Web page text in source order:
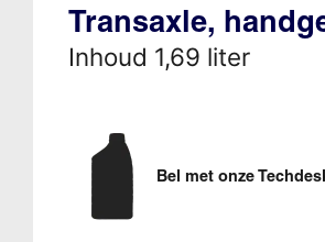
Transaxle,
Inhoud 1,69 liter
Bel met onze